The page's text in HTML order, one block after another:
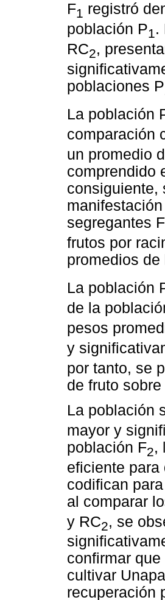
F1 registró
población P1.
RC2,
poblaciones P
La población
comparación
un promedio
comprendido
consiguiente,
segregantes F
frutos por
promedios
La población
de la
pesos
y
por tanto, se
de fruto
La población
mayor y
población F2,
eficiente
codifican
al comparar
y RC2, se
confirmar
cultivar
recuperación